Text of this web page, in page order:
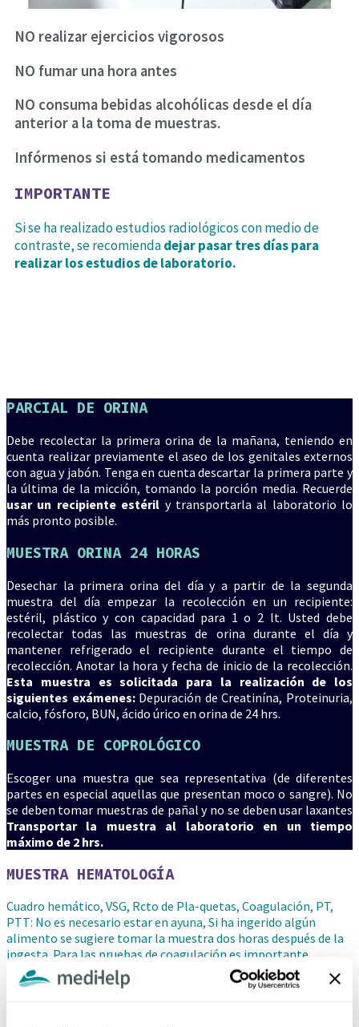
NO realizar ejercicios vigorosos
NO fumar una hora antes
NO consuma bebidas alcohólicas desde el día
anterior a la toma de muestras.
Infórmenos si está tomando medicamentos
IMPORTANTE
Si se ha realizado estudios radiológicos con medio de
contraste, se recomiendadejar pasar tres días para
realizar los estudios de laboratorio.
PARCIAL DE ORINA
Debe recolectar la primera orina de la mañana, teniendo en
cuenta realizar previamente el aseo de los genitales externos
con agua y jabón. Tenga en cuenta descartar la primera parte y
la última de la micción, tomando la porción media. Recuerde
usar un recipiente estéril y transportarla al laboratorio lo
más pronto posible.
MUESTRA ORINA 24 HORAS
Desechar la primera orina del día y a partir de la segunda
muestra del día empezar la recolección en un recipiente:
estéril, plástico y con capacidad para 1 o 2 lt. Usted debe
recolectar todas las muestras de orina durante el día y
mantener refrigerado el recipiente durante el tiempo de
recolección. Anotar la hora y fecha de inicio de la recolección.
Esta muestra es solicitada para la realización de los
siguientes exámenes:Depuración de Creatinína, Proteinuria,
calcio, fósforo, BUN, ácido úrico en orina de 24 hrs.
MUESTRA DE COPROLÓGICO
Escoger una muestra que sea representativa (de diferentes
partes en especial aquellas que presentan moco o sangre). No
se deben tomar muestras de pañal y no se deben usar laxantes
Transportar la muestra al laboratorio en un tiempo
máximo de 2 hrs.
MUESTRA HEMATOLOGÍA
Cuadro hemático, VSG, Rcto de Pla-quetas, Coagulación, PT,
PTT: No es necesario estar en ayuna, Si ha ingerido algún
alimento se sugiere tomar la muestra dos horas después de la
ingesta. Para las pruebas de coagulación es importante
informar si está tomando algún medicamento.